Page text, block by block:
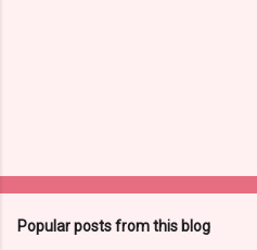
Popular posts from this blog